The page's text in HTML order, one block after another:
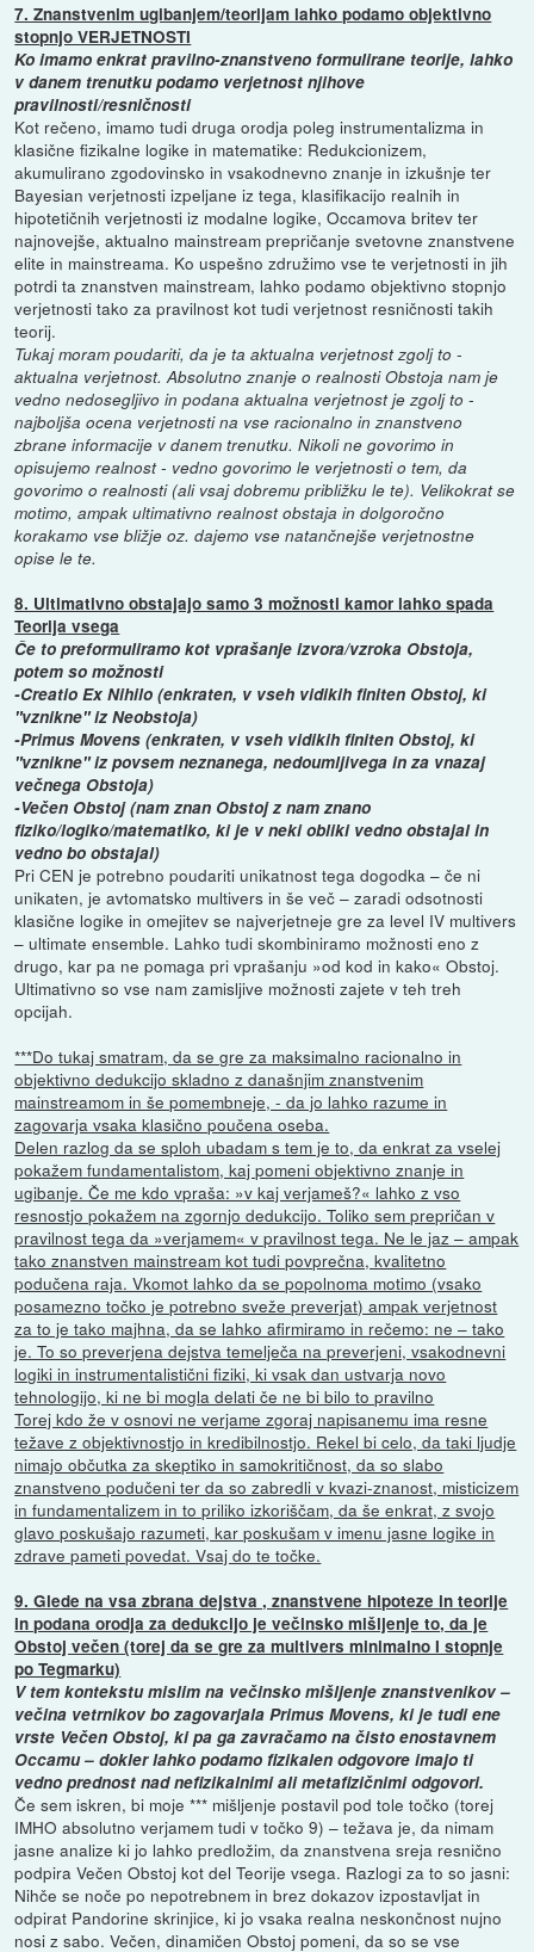
7. Znanstvenim ugibanjem/teorijam lahko podamo objektivno
stopnjo VERJETNOSTI
Ko imamo enkrat pravilno-znanstveno formulirane teorije, lahko
v danem trenutku podamo verjetnost njihove
pravilnosti/resničnosti
Kot rečeno, imamo tudi druga orodja poleg instrumentalizma in
klasične fizikalne logike in matematike: Redukcionizem,
akumulirano zgodovinsko in vsakodnevno znanje in izkušnje ter
Bayesian verjetnosti izpeljane iz tega, klasifikacijo realnih in
hipotetičnih verjetnosti iz modalne logike, Occamova britev ter
najnovejše, aktualno mainstream prepričanje svetovne znanstvene
elite in mainstreama. Ko uspešno združimo vse te verjetnosti in jih
potrdi ta znanstven mainstream, lahko podamo objektivno stopnjo
verjetnosti tako za pravilnost kot tudi verjetnost resničnosti takih
teorij.
Tukaj moram poudariti, da je ta aktualna verjetnost zgolj to -
aktualna verjetnost. Absolutno znanje o realnosti Obstoja nam je
vedno nedosegljivo in podana aktualna verjetnost je zgolj to -
najboljša ocena verjetnosti na vse racionalno in znanstveno
zbrane informacije v danem trenutku. Nikoli ne govorimo in
opisujemo realnost - vedno govorimo le verjetnosti o tem, da
govorimo o realnosti (ali vsaj dobremu približku le te). Velikokrat se
motimo, ampak ultimativno realnost obstaja in dolgoročno
korakamo vse bližje oz. dajemo vse natančnejše verjetnostne
opise le te.
8. Ultimativno obstajajo samo 3 možnosti kamor lahko spada
Teorija vsega
Če to preformuliramo kot vprašanje izvora/vzroka Obstoja,
potem so možnosti
-Creatio Ex Nihilo (enkraten, v vseh vidikih finiten Obstoj, ki
"vznikne" iz Neobstoja)
-Primus Movens (enkraten, v vseh vidikih finiten Obstoj, ki
"vznikne" iz povsem neznanega, nedoumljivega in za vnazaj
večnega Obstoja)
-Večen Obstoj (nam znan Obstoj z nam znano
fiziko/logiko/matematiko, ki je v neki obliki vedno obstajal in
vedno bo obstajal)
Pri CEN je potrebno poudariti unikatnost tega dogodka – če ni
unikaten, je avtomatsko multivers in še več – zaradi odsotnosti
klasične logike in omejitev se najverjetneje gre za level IV multivers
– ultimate ensemble. Lahko tudi skombiniramo možnosti eno z
drugo, kar pa ne pomaga pri vprašanju »od kod in kako« Obstoj.
Ultimativno so vse nam zamisljive možnosti zajete v teh treh
opcijah.
***Do tukaj smatram, da se gre za maksimalno racionalno in
objektivno dedukcijo skladno z današnjim znanstvenim
mainstreamom in še pomembneje, - da jo lahko razume in
zagovarja vsaka klasično poučena oseba.
Delen razlog da se sploh ubadam s tem je to, da enkrat za vselej
pokažem fundamentalistom, kaj pomeni objektivno znanje in
ugibanje. Če me kdo vpraša: »v kaj verjameš?« lahko z vso
resnostjo pokažem na zgornjo dedukcijo. Toliko sem prepričan v
pravilnost tega da »verjamem« v pravilnost tega. Ne le jaz – ampak
tako znanstven mainstream kot tudi povprečna, kvalitetno
podučena raja. Vkomot lahko da se popolnoma motimo (vsako
posamezno točko je potrebno sveže preverjat) ampak verjetnost
za to je tako majhna, da se lahko afirmiramo in rečemo: ne – tako
je. To so preverjena dejstva temelječa na preverjeni, vsakodnevni
logiki in instrumentalistični fiziki, ki vsak dan ustvarja novo
tehnologijo, ki ne bi mogla delati če ne bi bilo to pravilno
Torej kdo že v osnovi ne verjame zgoraj napisanemu ima resne
težave z objektivnostjo in kredibilnostjo. Rekel bi celo, da taki ljudje
nimajo občutka za skeptiko in samokritičnost, da so slabo
znanstveno podučeni ter da so zabredli v kvazi-znanost, misticizem
in fundamentalizem in to priliko izkoriščam, da še enkrat, z svojo
glavo poskušajo razumeti, kar poskušam v imenu jasne logike in
zdrave pameti povedat. Vsaj do te točke.
9. Glede na vsa zbrana dejstva , znanstvene hipoteze in teorije
in podana orodja za dedukcijo je večinsko mišljenje to, da je
Obstoj večen (torej da se gre za multivers minimalno I stopnje
po Tegmarku)
V tem kontekstu mislim na večinsko mišljenje znanstvenikov –
večina vetrnikov bo zagovarjala Primus Movens, ki je tudi ene
vrste Večen Obstoj, ki pa ga zavračamo na čisto enostavnem
Occamu – dokler lahko podamo fizikalen odgovore imajo ti
vedno prednost nad nefizikalnimi ali metafizičnimi odgovori.
Če sem iskren, bi moje *** mišljenje postavil pod tole točko (torej
IMHO absolutno verjamem tudi v točko 9) – težava je, da nimam
jasne analize ki jo lahko predložim, da znanstvena sreja resnično
podpira Večen Obstoj kot del Teorije vsega. Razlogi za to so jasni:
Nihče se noče po nepotrebnem in brez dokazov izpostavljat in
odpirat Pandorine skrinjice, ki jo vsaka realna neskončnost nujno
nosi z sabo. Večen, dinamičen Obstoj pomeni, da so se vse